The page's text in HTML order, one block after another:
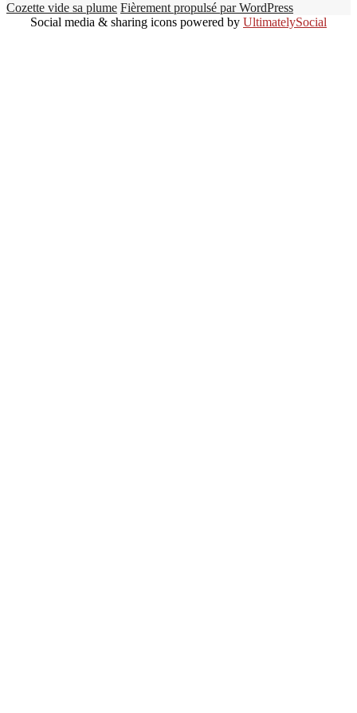
Cozette vide sa plume Fièrement propulsé par WordPress
Social media & sharing icons powered by UltimatelySocial